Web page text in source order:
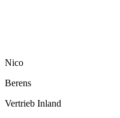
Nico
Berens
Vertrieb Inland